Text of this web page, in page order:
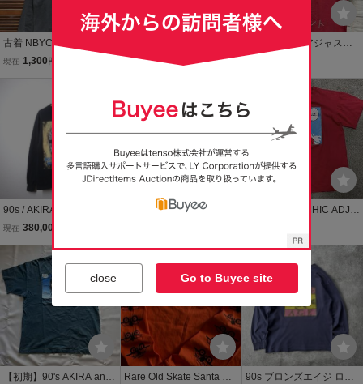
古着 NBYC バンド Tシャ
ツ 長袖 ロンT USA製 90s
グルステッチ ブラック Y2
K 90s 他
現在 1,300 円
長袖 ロンT USA製 90s デ
ム シングルステッチ ブラ
ック
現在 363円
アナーキックアジャスト
メント Tシャツ XL ヴ
HIC ADJUSTMENT ゆっ
たり スケーター
90s / AKIRA アキラ ANAR
CHIC ADJUSTMENT 長袖
ンT アナーキック アジャ
ストメント USA製
現在 380,000
90s OLD STUSSY ロゴプ
ンテージ ステューシー オ
ールドスケート アーカイ
AKIRA ANARCHIC ADJU
ャツ 半袖 レッド ヴィンテ
ージ 激レア アキラ
【初期】90's AKIRA anar
Rare Old Skate Santa Mo
送料無料
90s ブロンズエイジ ロンt
close Go to Buyee site